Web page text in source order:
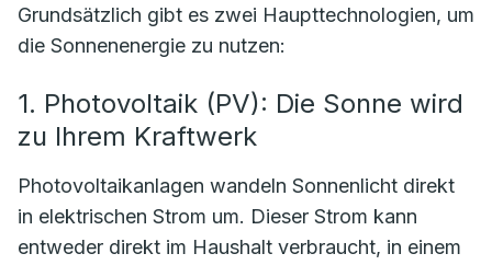
Grundsätzlich gibt es zwei Haupttechnologien, um
die Sonnenenergie zu nutzen:
1. Photovoltaik (PV): Die Sonne wird
zu Ihrem Kraftwerk
Photovoltaikanlagen wandeln Sonnenlicht direkt
in elektrischen Strom um. Dieser Strom kann
entweder direkt im Haushalt verbraucht, in einem